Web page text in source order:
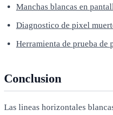
Manchas blancas en
Diagnostico de pixel
Herramienta de prueba de
Conclusion
Las lineas horizontales